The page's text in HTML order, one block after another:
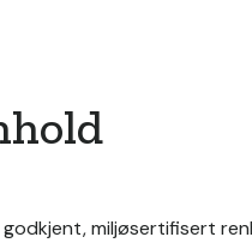
godkjent, miljøsertifisert